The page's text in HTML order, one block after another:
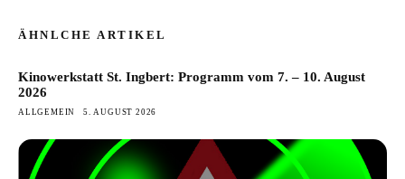
ÄHNLCHE ARTIKEL
Kinowerkstatt St. Ingbert: Programm vom 7. – 10. August
2026
ALLGEMEIN 5. AUGUST 2026